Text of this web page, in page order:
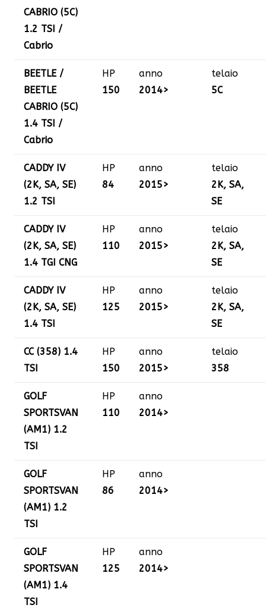
CABRIO (5C)
1.2 TSI /
Cabrio
BEETLE /
BEETLE
CABRIO (5C)
1.4 TSI /
Cabrio
HP
150
anno
2014>
telaio
5C
CADDY IV
(2K, SA, SE)
1.2 TSI
HP
84
anno
2015>
telaio
2K, SA,
SE
CADDY IV
(2K, SA, SE)
1.4 TGI CNG
HP
110
anno
2015>
telaio
2K, SA,
SE
CADDY IV
(2K, SA, SE)
1.4 TSI
HP
125
anno
2015>
telaio
2K, SA,
SE
CC (358) 1.4
TSI
HP
150
anno
2015>
telaio
358
GOLF
SPORTSVAN
(AM1) 1.2
TSI
HP
110
anno
2014>
GOLF
SPORTSVAN
(AM1) 1.2
TSI
HP
86
anno
2014>
GOLF
SPORTSVAN
(AM1) 1.4
TSI
HP
125
anno
2014>